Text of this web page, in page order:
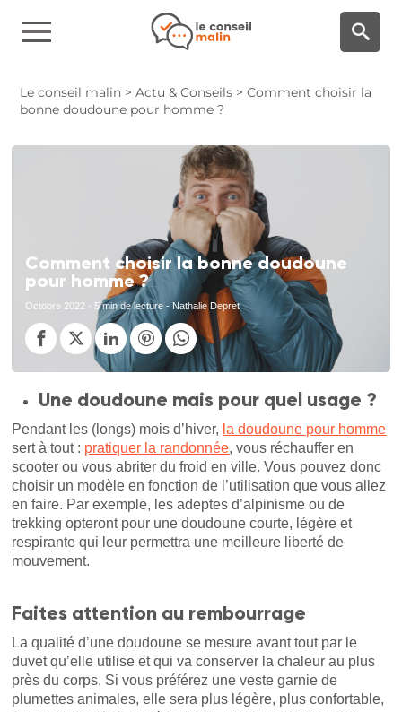
Le conseil malin >Actu & Conseils >Comment choisir la
bonne doudoune pour homme ?
Comment choisir la bonne doudoune
pour homme ?
Octobre 2022 - 5 min de lecture - Nathalie Depret
Une doudoune mais pour quel usage ?
Pendant les (longs) mois d’hiver, la doudoune pour homme
sert à tout : pratiquer la randonnée, vous réchauffer en
scooter ou vous abriter du froid en ville. Vous pouvez donc
choisir un modèle en fonction de l’utilisation que vous allez
en faire. Par exemple, les adeptes d’alpinisme ou de
trekking opteront pour une doudoune courte, légère et
respirante qui leur permettra une meilleure liberté de
mouvement.
Faites attention au rembourrage
La qualité d’une doudoune se mesure avant tout par le
duvet qu’elle utilise et qui va conserver la chaleur au plus
près du corps. Si vous préférez une veste garnie de
plumettes animales, elle sera plus légère, plus confortable,